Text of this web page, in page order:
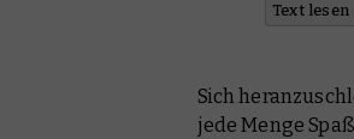
Text lesen
Sich
jede Menge